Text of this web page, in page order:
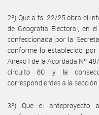
2º) Que a fs. 22/25 obra el
de Geografía Electoral, en
confeccionada por la
conforme lo establecido
Anexo I de la Acordada Nº
circuito 80 y la
correspondientes a la
3º) Que el anteproyecto